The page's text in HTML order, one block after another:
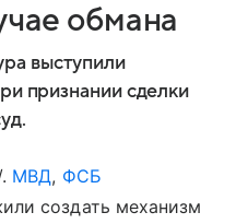
обмана
выступили
признании сделки
МВД, ФСБ
создать механизм